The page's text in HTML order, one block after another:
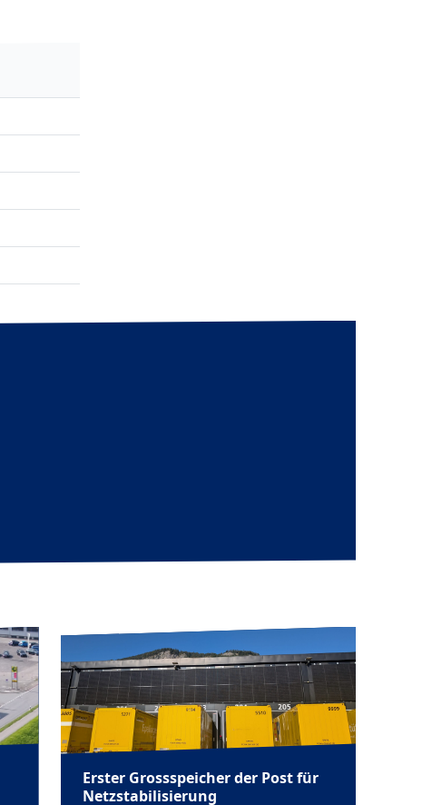
Erster Grossspeicher der Post für
Netzstabilisierung